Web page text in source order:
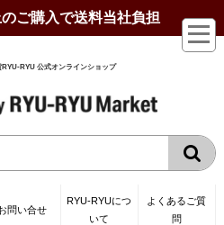
ご購入で送料当社負担
RYU 公式オンラインショップ
問い合せ
RYU-RYUにつ
いて
よくあるご質
問